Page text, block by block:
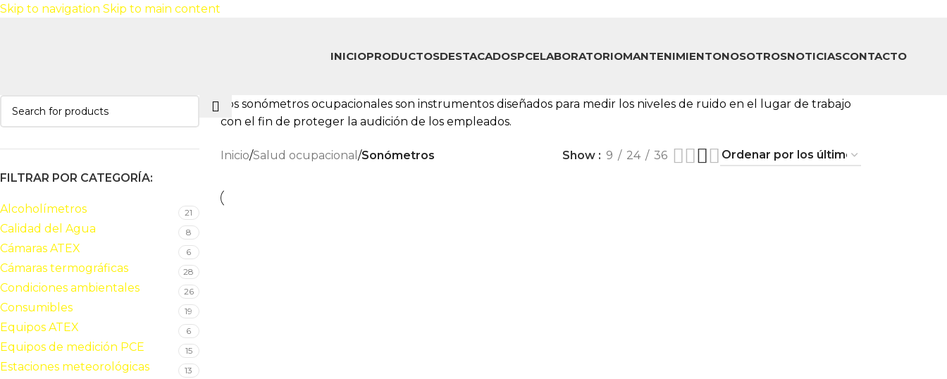
Skip to navigation Skip to main content
INICIOPRODUCTOSDESTACADOSPCELABORATORIOMANTENIMIENTONOSOTROSNOTICIASCONTACTO
FILTRAR POR CATEGORÍA:
Alcoholímetros 21
Calidad del Agua 8
Cámaras ATEX 6
Cámaras termográficas 28
Condiciones ambientales 26
Consumibles 19
Equipos ATEX 6
Equipos de medición PCE 15
Estaciones meteorológicas 13
Los sonómetros ocupacionales son instrumentos diseñados para medir los niveles de ruido en el lugar de trabajo
con el fin de proteger la audición de los empleados.
Inicio/Salud ocupacional /Sonómetros Show 9 24 36